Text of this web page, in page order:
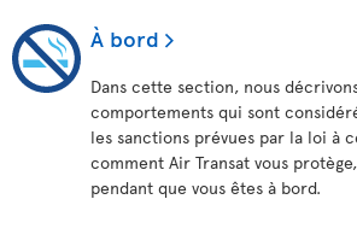
À bord
Dans cette section, nous
comportements qui sont
les sanctions prévues par la loi à
comment Air Transat vous
pendant que vous êtes à bord.